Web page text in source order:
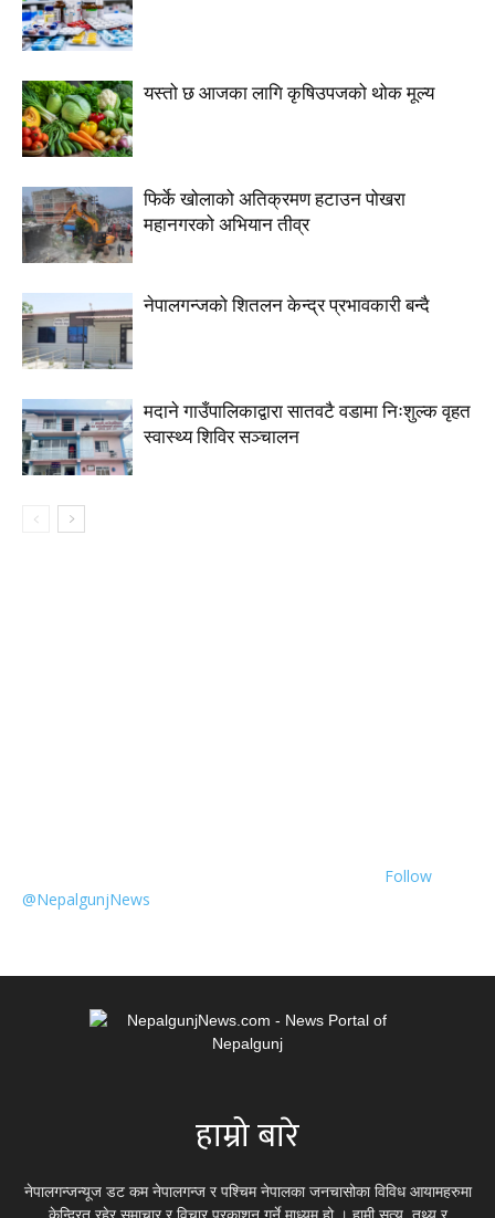
यस्तो छ आजका लागि कृषिउपजको थोक मूल्य
फिर्के खोलाको अतिक्रमण हटाउन पोखरा
महानगरको अभियान तीव्र
नेपालगन्जको शितलन केन्द्र प्रभावकारी बन्दै
मदाने गाउँपालिकाद्वारा सातवटै वडामा निःशुल्क वृहत
स्वास्थ्य शिविर सञ्चालन
Follow
@NepalgunjNews
हाम्रो बारे
नेपालगन्जन्यूज डट कम नेपालगन्ज र पश्चिम नेपालका जनचासोका विविध आयामहरुमा